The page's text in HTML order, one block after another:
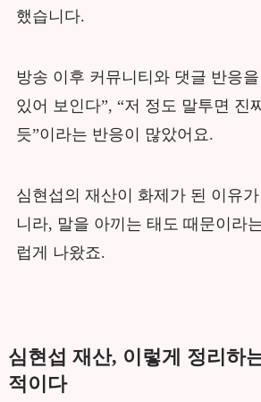
했습니다.
방송 이후 커뮤니티와 댓글 반응
있어 보인다”, “저 정도 말투면 진
듯”이라는 반응이 많았어요.
심현섭의 재산이 화제가 된 이유
니라, 말을 아끼는 태도 때문이라
럽게 나왔죠.
심현섭 재산, 이렇게 정리하
적이다